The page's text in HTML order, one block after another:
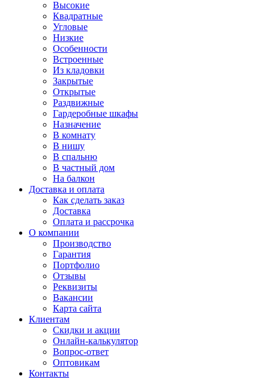
Высокие
Квадратные
Угловые
Низкие
Особенности
Встроенные
Из кладовки
Закрытые
Открытые
Раздвижные
Гардеробные шкафы
Назначение
В комнату
В нишу
В спальню
В частный дом
На балкон
Доставка и оплата
Как сделать заказ
Доставка
Оплата и рассрочка
О компании
Производство
Гарантия
Портфолио
Отзывы
Реквизиты
Вакансии
Карта сайта
Клиентам
Скидки и акции
Онлайн-калькулятор
Вопрос-ответ
Оптовикам
Контакты